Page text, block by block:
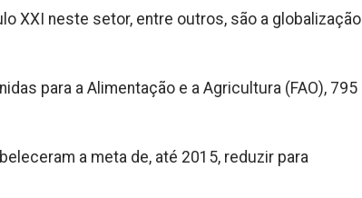
XXI neste setor, entre outros, são a globalização
para a Alimentação e a Agricultura (FAO), 795
a meta de, até 2015, reduzir para